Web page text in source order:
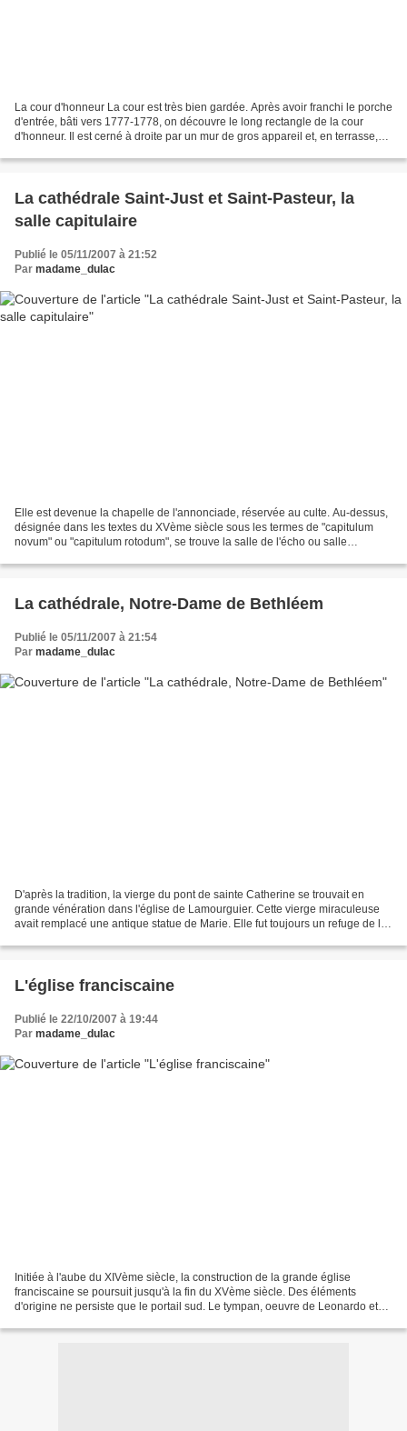
La cour d'honneur La cour est très bien gardée. Après avoir franchi le porche
d'entrée, bâti vers 1777-1778, on découvre le long rectangle de la cour
d'honneur. Il est cerné à droite par un mur de gros appareil et, en terrasse,
La cathédrale Saint-Just et Saint-Pasteur, la
salle capitulaire
Publié le 05/11/2007 à 21:52
Par madame_dulac
Elle est devenue la chapelle de l'annonciade, réservée au culte. Au-dessus,
désignée dans les textes du XVème siècle sous les termes de "capitulum
novum" ou "capitulum rotodum", se trouve la salle de l'écho ou salle
La cathédrale, Notre-Dame de Bethléem
Publié le 05/11/2007 à 21:54
Par madame_dulac
D'après la tradition, la vierge du pont de sainte Catherine se trouvait en
grande vénération dans l'église de Lamourguier. Cette vierge miraculeuse
avait remplacé une antique statue de Marie. Elle fut toujours un refuge de la
L'église franciscaine
Publié le 22/10/2007 à 19:44
Par madame_dulac
Initiée à l'aube du XIVème siècle, la construction de la grande église
franciscaine se poursuit jusqu'à la fin du XVème siècle. Des éléments
d'origine ne persiste que le portail sud. Le tympan, oeuvre de Leonardo et